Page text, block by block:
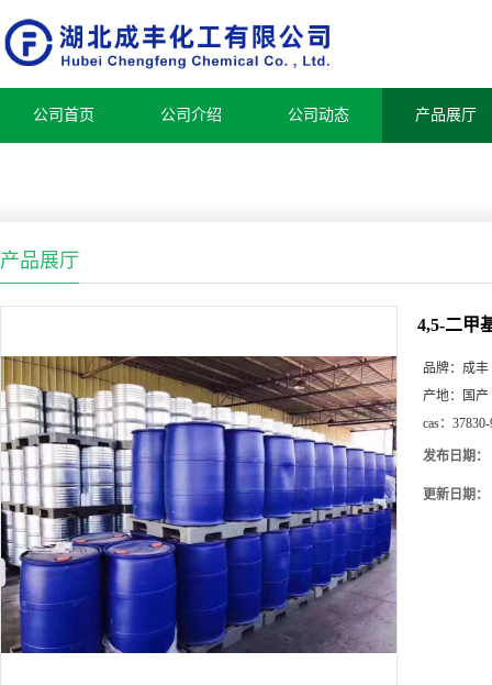
公司首页 公司介绍 公司动态 产品展厅
产品展厅
4,5-二甲
品牌： 成丰
产地：
国产
cas：
发布日期：
更新日期：